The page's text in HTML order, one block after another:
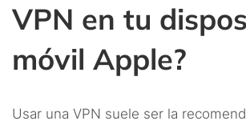
VPN en tu
móvil Apple?
Usar una VPN suele ser la